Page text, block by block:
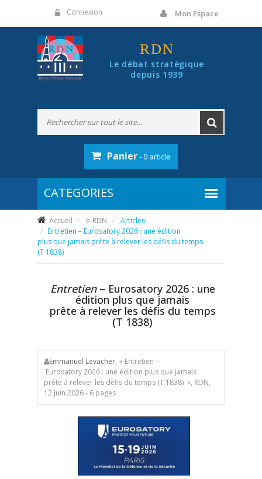
Connexion Mon Espace
RDN
Le débat stratégique
depuis 1939
Panier- 0 article
Accueil e-RDN
Articles
Entretien – Eurosatory 2026 : une édition
plus que jamais prête à relever les défis du temps
(T 1838)
Entretien– Eurosatory 2026 : une
édition plus que jamais
prête à relever les défis du temps
(T 1838)
Emmanuel Levacher, « Entretien –
Eurosatory 2026 : une édition plus que jamais
prête à relever les défis du temps (T 1838) », RDN,
12 juin 2026 - 6 pages